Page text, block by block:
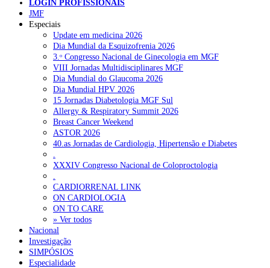
INEM assume que foi impossível cumprir serviços mínimos
NOTÍCIAS RECENTES
Sindicato acusa ULS São João de negar direitos de parentalidade
aos médicos 6 de Agosto, 2026
Sindicato critica exclusão dos técnicos na criação de novo curso
de emergência pré-hospitalar 6 de Agosto, 2026
Plataforma criada por estudantes apoia famílias após diagnóstico
de demência
ULS Alto Alentejo e IPO de Lisboa reforçam cooperação em
Oncologia, formação e investigação
Montenegro defende gestão pública ou privada para garantir
médicos de família
NOTÍCIAS MAIS LIDAS
LOGIN PROFISSIONAIS
JMF
Especiais
Update em medicina 2026
Dia Mundial da Esquizofrenia 2026
3.ᵒ Congresso Nacional de Ginecologia em MGF
VIII Jornadas Multidisciplinares MGF
Dia Mundial do Glaucoma 2026
Dia Mundial HPV 2026
15 Jornadas Diabetologia MGF Sul
Allergy & Respiratory Summit 2026
Breast Cancer Weekend
ASTOR 2026
40.as Jornadas de Cardiologia, Hipertensão e Diabetes
.
XXXIV Congresso Nacional de Coloproctologia
.
CARDIORRENAL LINK
ON CARDIOLOGIA
ON TO CARE
» Ver todos
Nacional
Investigação
SIMPÓSIOS
Especialidade